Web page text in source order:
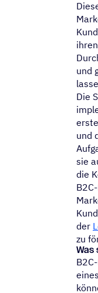
und
Die
und
sie
die
der
zu